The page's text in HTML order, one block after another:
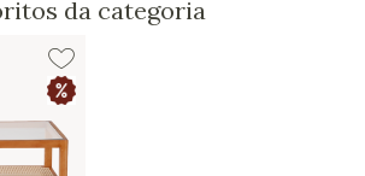
da categoria